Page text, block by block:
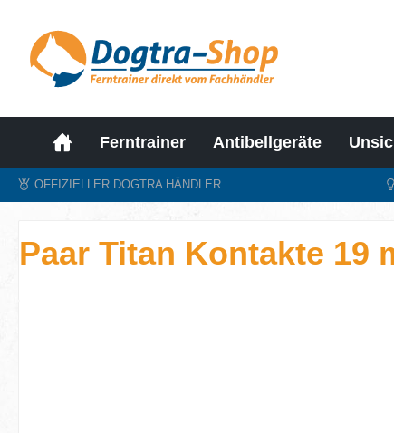
Ferntrainer Antibellgeräte
OFFIZIELLER DOGTRA HÄNDLER
Paar Titan Kontakte 19